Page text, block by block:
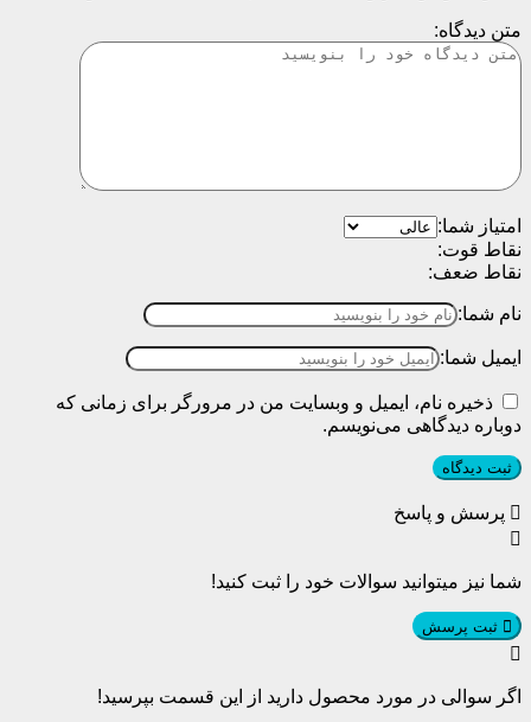
دیدگاه:
شما:
قوت:
ضعف:
شما:
شما:
ذخیره نام، ایمیل و وبسایت من در مرورگر برای زمانی که
دیدگاهی می‌نویسم.
پرسش و پاسخ
نیز میتوانید سوالات خود را ثبت کنید!
ثبت پرسش
سوالی در مورد محصول دارید از این قسمت بپرسید!